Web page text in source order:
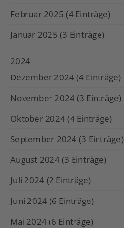
Februar 2025 (4 Einträge)
Januar 2025 (3 Einträge)
2024
Dezember 2024 (4 Einträge)
November 2024 (3 Einträge)
Oktober 2024 (4 Einträge)
September 2024 (3 Einträge)
August 2024 (3 Einträge)
Juli 2024 (2 Einträge)
Juni 2024 (6 Einträge)
Mai 2024 (6 Einträge)